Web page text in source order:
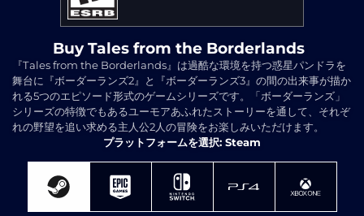
Buy Tales from the Borderlands
『Tales from the Borderlands』は過酷な環境を持つ惑星パンドラを
舞台に『ボーダーランズ2』と『ボーダーランズ3』の間の出来事が描か
れる5つのエピソード形式のゲームシリーズです。「ボーダーランズ」
シリーズの特徴でもあるユーモアあふれたストーリーを通して、それぞ
れの野望を追い求める主人公2人の冒険をお楽しみいただけます。
プラットフォームを選択: Steam